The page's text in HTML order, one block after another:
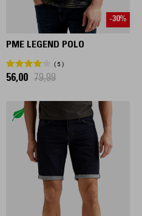
-30%
PME LEGEND POLO
5
56,00 79,99